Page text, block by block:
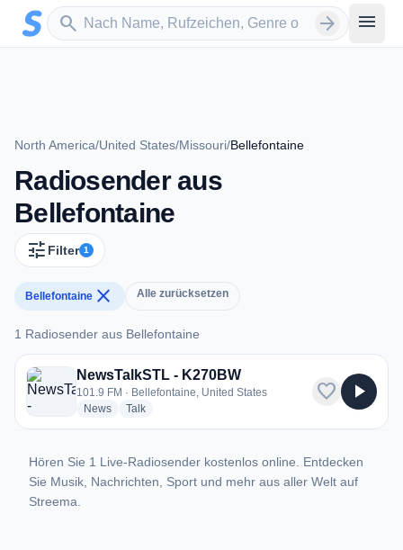
Zum Hauptinhalt springen
search
Sender suchen arrow_forward menu
North America/United States/Missouri/Bellefontaine
Radiosender aus
Bellefontaine
tune Filter 1
Bellefontaine close Alle zurücksetzen
1 Radiosender aus Bellefontaine
1 Radiosender aus Bellefontaine
NewsTalkSTL - K270BW
101.9 FM · Bellefontaine, United States
Newsradio stations
Talkradio stations
favorite play_arrow
Hören Sie 1 Live-Radiosender kostenlos online. Entdecken
Sie Musik, Nachrichten, Sport und mehr aus aller Welt auf
Streema.